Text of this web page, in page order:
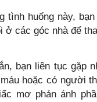
tình huống này,
ở các góc nhà để
bạn liên tục gặp
hoặc có người
mơ phản ánh